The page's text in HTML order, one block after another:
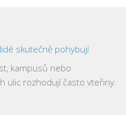
skutečně pohybují
kampusů nebo
ulic rozhodují často vteřiny.